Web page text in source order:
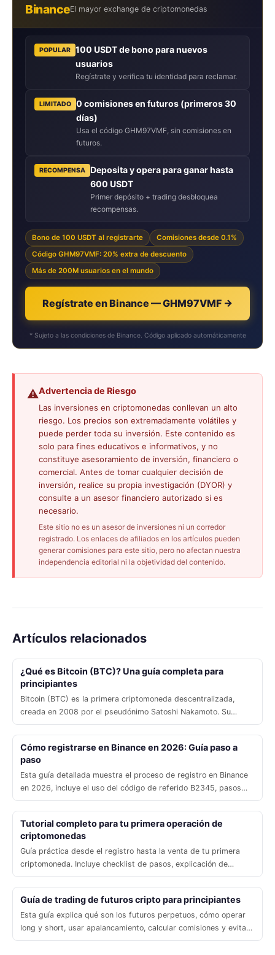
BinanceEl mayor exchange de criptomonedas
POPULAR
100 USDT de bono para nuevos
usuarios
Regístrate y verifica tu identidad para reclamar.
LIMITADO
0 comisiones en futuros (primeros 30
días)
Usa el código GHM97VMF, sin comisiones en
futuros.
RECOMPENSA
Deposita y opera para ganar hasta
600 USDT
Primer depósito + trading desbloquea
recompensas.
Bono de 100 USDT al registrarte
Comisiones desde 0.1%
Código GHM97VMF: 20% extra de descuento
Más de 200M usuarios en el mundo
Regístrate en Binance — GHM97VMF →
* Sujeto a las condiciones de Binance. Código aplicado automáticamente
⚠️Advertencia de Riesgo
Las inversiones en criptomonedas conllevan un alto
riesgo. Los precios son extremadamente volátiles y
puede perder toda su inversión. Este contenido es
solo para fines educativos e informativos, y no
constituye asesoramiento de inversión, financiero o
comercial. Antes de tomar cualquier decisión de
inversión, realice su propia investigación (DYOR) y
consulte a un asesor financiero autorizado si es
necesario.
Este sitio no es un asesor de inversiones ni un corredor
registrado. Los enlaces de afiliados en los artículos pueden
generar comisiones para este sitio, pero no afectan nuestra
independencia editorial ni la objetividad del contenido.
Artículos relacionados
¿Qué es Bitcoin (BTC)? Una guía completa para
principiantes
Bitcoin (BTC) es la primera criptomoneda descentralizada,
creada en 2008 por el pseudónimo Satoshi Nakamoto. Su
suministro máximo de 21 millones, el mecanismo de halving y la
ausencia de una autoridad central le confieren valor. En este
artículo conocerás su historia, cómo adquirirla en Binance
Cómo registrarse en Binance en 2026: Guía paso a
paso
Esta guía detallada muestra el proceso de registro en Binance
en 2026, incluye el uso del código de referido B2345, pasos
para la verificación KYC y una sección de consejos prácticos
para usuarios de Venezuela y el resto de Latinoamérica,
además de soluciones a problemas comunes.
Tutorial completo para tu primera operación de
criptomonedas
Guía práctica desde el registro hasta la venta de tu primera
criptomoneda. Incluye checklist de pasos, explicación de
gráficos básicos, errores típicos y respuestas a preguntas
frecuentes. Ideal para principiantes en 2026. Código
promocional: B2345.
Guía de trading de futuros cripto para principiantes
Esta guía explica qué son los futuros perpetuos, cómo operar
long y short, usar apalancamiento, calcular comisiones y evitar
liquidaciones. Incluye ejemplos reales en Binance (código